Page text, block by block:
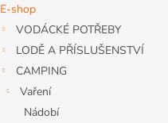
E-shop
VODÁCKÉ POTŘEBY
LODĚ A PŘÍSLUŠENSTVÍ
CAMPING
Vaření
Nádobí